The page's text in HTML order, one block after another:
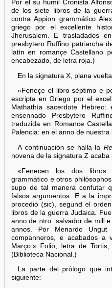
Por el su humil Cronista
de los siete libros de la
contra Appion grammático
griego por el excellente
Jherusalem. E trasladados
presbytero Ruffino patriarcha
latín en romançe Castellano
encabezado, de letra roja.)
En la signatura X, plana
«Feneçe el libro séptimo e
escripta en Griego por el
Mathathía sacerdote
ensennado Presbytero
traduzida en Romance
Palencia: en el anno de
A continuación se halla la
novena de la signatura Z acaba
«Fenecen los dos libros
grammático e otros
supo de tal manera confutar
falsos argumentos. E a la
procedió (sic), segund el
libros de la guerra Judaica.
anno de ntro. salvador de mill
annos. Por Menardo
companneros, e acabados a
Março.» Folio, letra de
(Biblioteca Nacional.)
La parte del prólogo que
siguiente: